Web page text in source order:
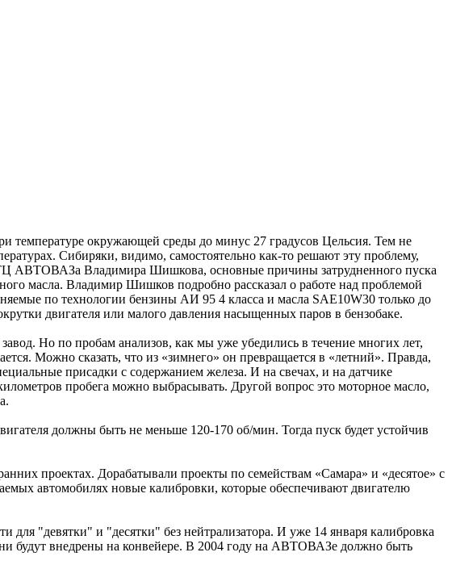
температуре окружающей среды до минус 27 градусов Цельсия. Тем не
Сибиряки, видимо, самостоятельно как-то решают эту проблему,
АВТОВАЗа Владимира Шишкова, основные причины затрудненного пуска
масла. Владимир Шишков подробно рассказал о работе над проблемой
по технологии бензины АИ 95 4 класса и масла SAE10W30 только до
двигателя или малого давления насыщенных паров в бензобаке.
Но по пробам анализов, как мы уже убедились в течение многих лет,
Можно сказать, что из «зимнего» он превращается в «летний». Правда,
присадки с содержанием железа. И на свечах, и на датчике
пробега можно выбрасывать. Другой вопрос это моторное масло,
должны быть не меньше 120-170 об/мин. Тогда пуск будет устойчив
проектах. Дорабатывали проекты по семействам «Самара» и «десятое» с
автомобилях новые калибровки, которые обеспечивают двигателю
"девятки" и "десятки" без нейтрализатора. И уже 14 января калибровка
будут внедрены на конвейере. В 2004 году на АВТОВАЗе должно быть